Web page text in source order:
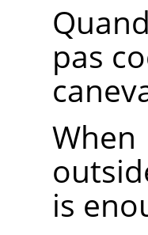
pas
is